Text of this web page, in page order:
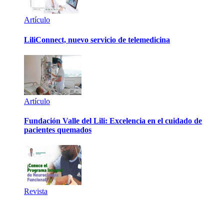
Artículo
LiliConnect, nuevo servicio de telemedicina
Artículo
Fundación Valle del Lili: Excelencia en el cuidado de
pacientes quemados
Revista